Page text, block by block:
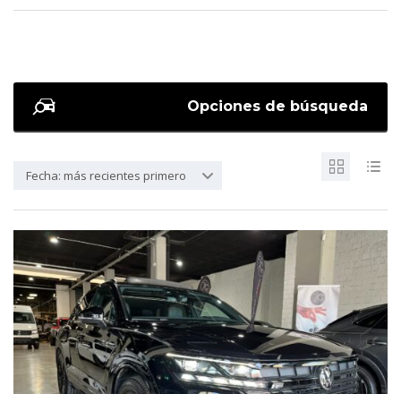
Opciones de búsqueda
Fecha: más recientes primero